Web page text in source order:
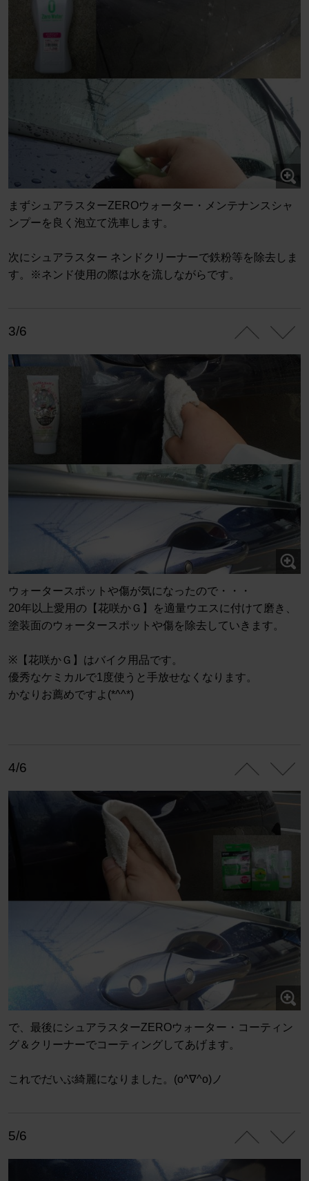
まずシュアラスターZEROウォーター・メンテナンスシャ
ンプーを良く泡立て洗車します。
次にシュアラスター ネンドクリーナーで鉄粉等を除去しま
す。※ネンド使用の際は水を流しながらです。
3/6
ウォータースポットや傷が気になったので・・・
20年以上愛用の【花咲かＧ】を適量ウエスに付けて磨き、
塗装面のウォータースポットや傷を除去していきます。
※【花咲かＧ】はバイク用品です。
優秀なケミカルで1度使うと手放せなくなります。
かなりお薦めですよ(*^^*)
4/6
で、最後にシュアラスターZEROウォーター・コーティン
グ＆クリーナーでコーティングしてあげます。
これでだいぶ綺麗になりました。(o^∇^o)ノ
5/6